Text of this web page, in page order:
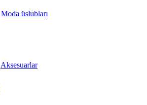
Moda üslubları
Aksesuarlar